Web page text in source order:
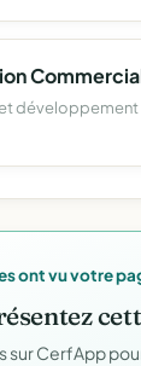
développement
ont vu votre
sur CerfApp